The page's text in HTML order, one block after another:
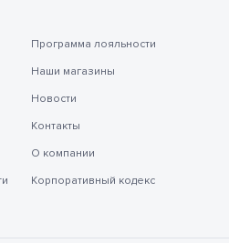
Программа лояльности
Наши магазины
Новости
Контакты
О компании
Корпоративный кодекс